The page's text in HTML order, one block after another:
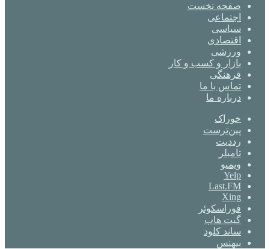
صفحه نخست
اجتماعی
سیاسی
اقتصادی
ورزشی
بازار و کسب و کار
فرهنگی
تماس با ما
درباره ما
خوراک
‫پین‌ترست
‫رددیت
‫تامبلر
ویمیو
Yelp
Last.FM
Xing
فوراسکوئر
گیت ‌هاب
ساند کلود
بیهنس